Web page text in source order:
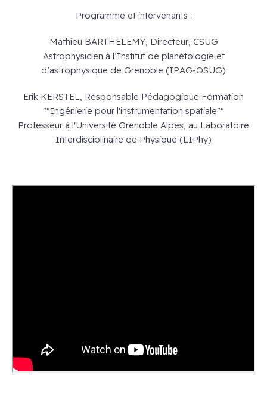
Programme et intervenants :
Mathieu BARTHELEMY, Directeur, CSUG
Astrophysicien à l’Institut de planétologie et
d’astrophysique de Grenoble (IPAG-OSUG)
Erik KERSTEL, Responsable Pédagogique Formation
""Ingénierie pour l'instrumentation spatiale""
Professeur à l'Université Grenoble Alpes, au Laboratoire
Interdisciplinaire de Physique (LIPhy)